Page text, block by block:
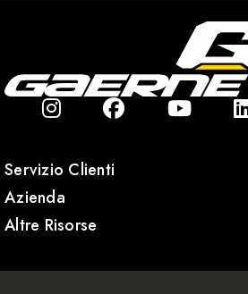
Servizio Clienti
Azienda
Altre Risorse